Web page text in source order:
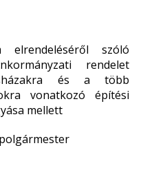
szóló
rendelet
és a több
vonatkozó építési
mellett